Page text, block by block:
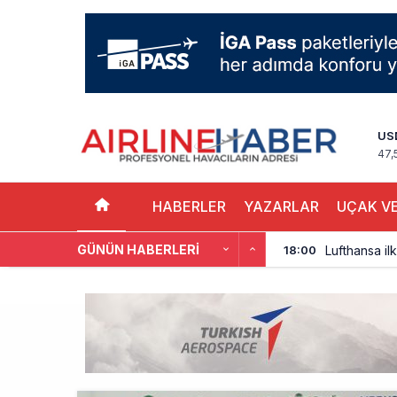
HABERLER YAZARLAR UÇAK
GÜNÜN HABERLERI 18:00 Lufthansa
British
Çiti aştı,
14:00 İki hayalet